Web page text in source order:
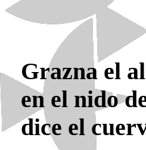
Grazna el
en el nido
dice el